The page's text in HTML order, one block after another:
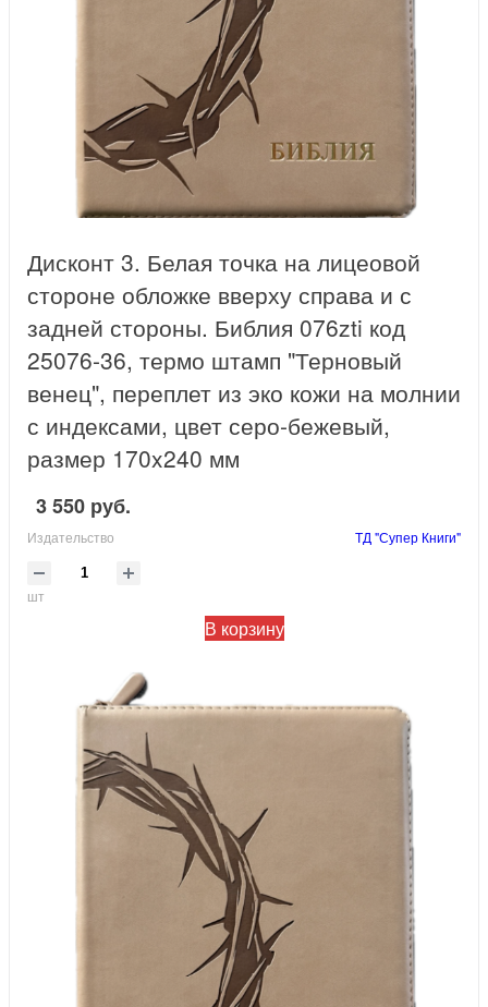
Дисконт 3. Белая точка на лицеовой
стороне обложке вверху справа и с
задней стороны. Библия 076zti код
25076-36, термо штамп "Терновый
венец", переплет из эко кожи на молнии
с индексами, цвет серо-бежевый,
размер 170x240 мм
3 550 руб.
Издательство ТД "Супер Книги"
шт
В корзину